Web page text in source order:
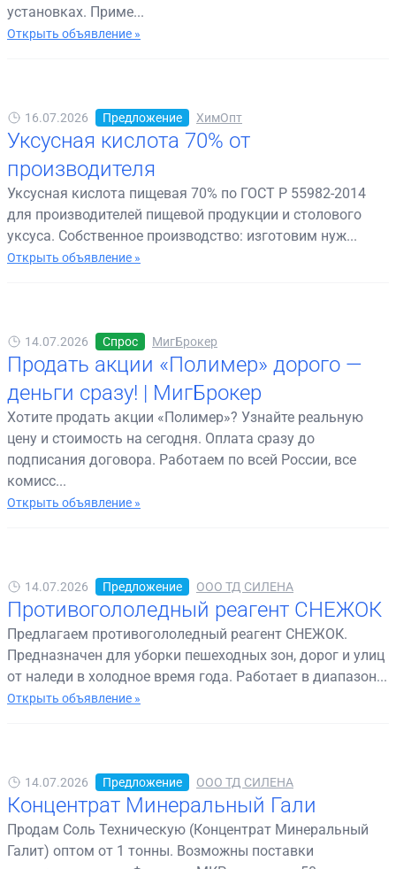
установках. Приме...
Открыть объявление »
16.07.2026 Предложение ХимОпт
Уксусная кислота 70% от
производителя
Уксусная кислота пищевая 70% по ГОСТ Р 55982-2014
для производителей пищевой продукции и столового
уксуса. Собственное производство: изготовим нуж...
Открыть объявление »
14.07.2026 Спрос МигБрокер
Продать акции «Полимер» дорого —
деньги сразу! | МигБрокер
Хотите продать акции «Полимер»? Узнайте реальную
цену и стоимость на сегодня. Оплата сразу до
подписания договора. Работаем по всей России, все
комисс...
Открыть объявление »
14.07.2026 Предложение ООО ТД СИЛЕНА
Противогололедный реагент СНЕЖОК
Предлагаем противогололедный реагент СНЕЖОК.
Предназначен для уборки пешеходных зон, дорог и улиц
от наледи в холодное время года. Работает в диапазон...
Открыть объявление »
14.07.2026 Предложение ООО ТД СИЛЕНА
Концентрат Минеральный Гали
Продам Соль Техническую (Концентрат Минеральный
Галит) оптом от 1 тонны. Возможны поставки